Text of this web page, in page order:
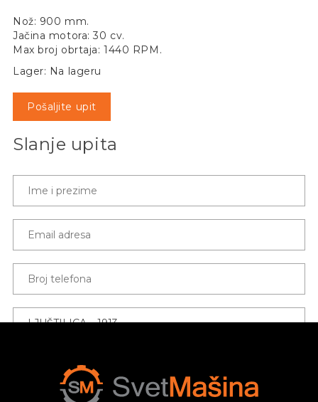
Nož: 900 mm.
Jačina motora: 30 cv.
Max broj obrtaja: 1440 RPM.
Lager: Na lageru
Pošaljite upit
Slanje upita